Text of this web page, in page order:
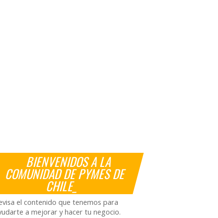
BIENVENIDOS A LA
COMUNIDAD DE PYMES DE
CHILE_
el contenido que tenemos para
a mejorar y hacer tu negocio.